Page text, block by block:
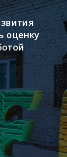
оценку